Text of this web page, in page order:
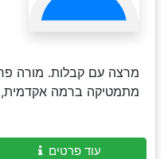
מרצה עם קבלות. מורה
מתמטיקה ברמה אקדמית,
עוד פרטים